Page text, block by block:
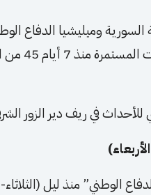
وأصيب 25
في ريف دير الزور
منذ ليل (الثلاثاء-